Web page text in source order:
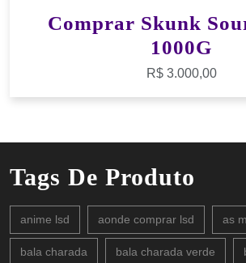
Comprar Skunk
1000G
R$3.000,00
Tags De Produto
anime lsd aonde comprar lsd as
bala charada bala charada verde